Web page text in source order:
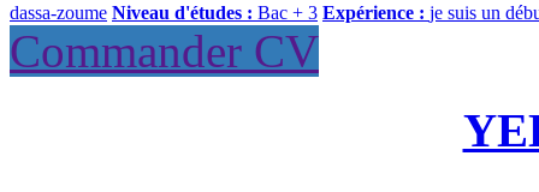
dassa-zoume Niveau d'études : Bac + 3 Expérience : je suis un
Commander CV